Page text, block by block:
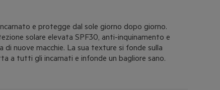
e protegge dal sole giorno dopo giorno.
solare elevata SPF30, anti-inquinamento e
di nuove macchie. La sua texture si fonde sulla
a tutti gli incarnati e infonde un bagliore sano.